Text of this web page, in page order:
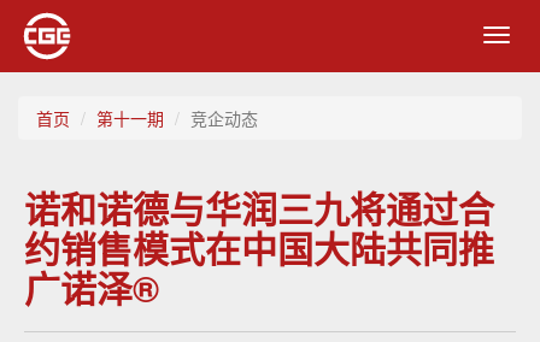
首页 第十一期 竞企动态
诺和诺德与华润三九将通过合
约销售模式在中国大陆共同推
广诺泽®